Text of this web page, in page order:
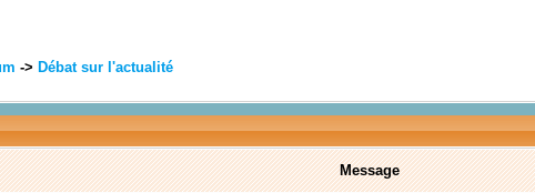
-> Débat sur l'actualité
Message